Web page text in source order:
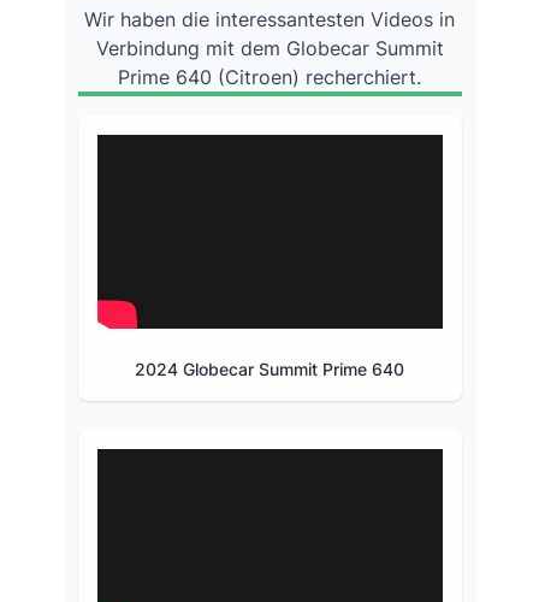
Wir haben die interessantesten Videos in
Verbindung mit dem Globecar Summit
Prime 640 (Citroen) recherchiert.
2024 Globecar Summit Prime 640